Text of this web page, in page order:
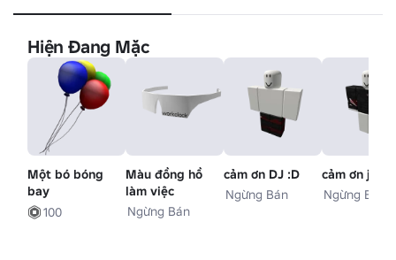
Hiện Đang Mặc
Một bó bóng
bay
100
Màu đồng hồ
làm việc
Ngừng Bán
cảm ơn DJ :D
Ngừng Bán
cảm ơn jd
Ngừng Bán